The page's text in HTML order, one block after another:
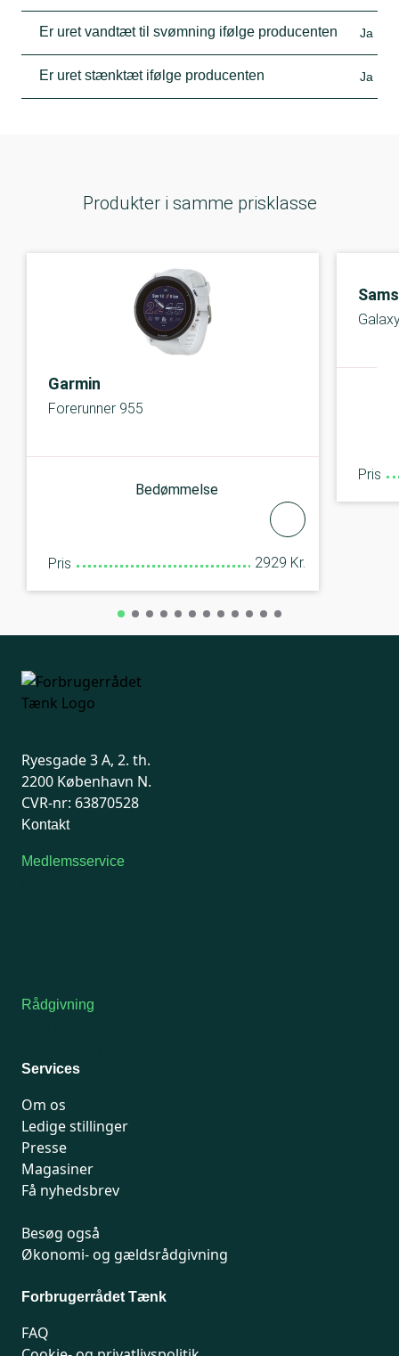
Er uret vandtæt til svømning ifølge producenten Ja
Er uret stænktæt ifølge producenten Ja
Produkter i samme prisklasse
Garmin
Forerunner 955
Bedømmelse
Pris 2929 Kr.
Pris
Ryesgade 3 A, 2. th.
2200 København N.
CVR-nr: 63870528
Kontakt
Medlemsservice
Rådgivning
Services
Om os
Ledige stillinger
Presse
Magasiner
Få nyhedsbrev
Besøg også
Økonomi- og gældsrådgivning
Forbrugerrådet Tænk
FAQ